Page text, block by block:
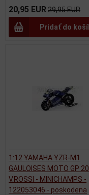
20,95 EUR 29,95 EUR
Pridať do
1:12 YAMAHA YZR-M1
GAULOISES MOTO GP
V.ROSSI - MINICHAMPS -
122053046 - poskodena